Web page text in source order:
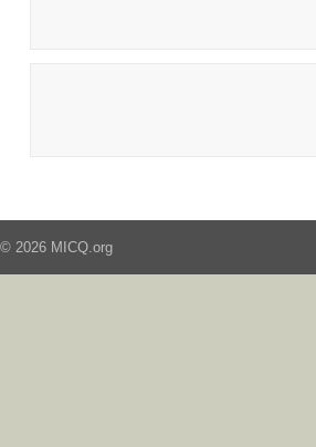
© 2026 MICQ.org